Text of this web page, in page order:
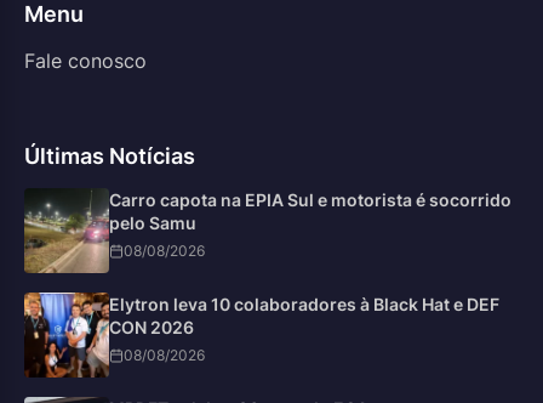
Menu
Fale conosco
Últimas Notícias
Carro capota na EPIA Sul e motorista é socorrido
pelo Samu
08/08/2026
Elytron leva 10 colaboradores à Black Hat e DEF
CON 2026
08/08/2026